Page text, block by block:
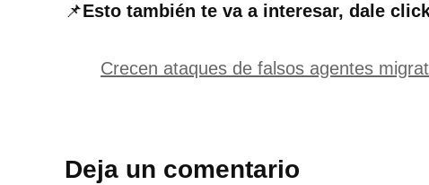
📌Esto también te va a interesar, dale
Crecen ataques de falsos agentes
Deja un comentario